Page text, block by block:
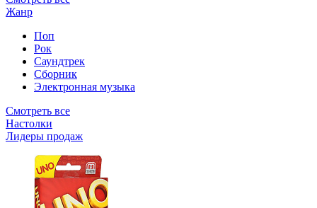
Жанр
Поп
Рок
Саундтрек
Сборник
Электронная музыка
Смотреть все
Настолки
Лидеры продаж